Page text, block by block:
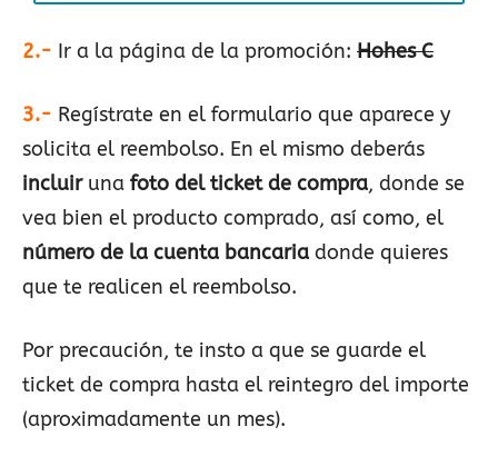
2.- Ir a la página de la promoción: Hohes C
3.- Regístrate en el formulario que aparece y
solicita el reembolso. En el mismo deberás
incluiruna foto del ticket de compra, donde se
vea bien el producto comprado, así como, el
número de la cuenta bancaria donde quieres
que te realicen el reembolso.
Por precaución, te insto a que se guarde el
ticket de compra hasta el reintegro del importe
(aproximadamente un mes).